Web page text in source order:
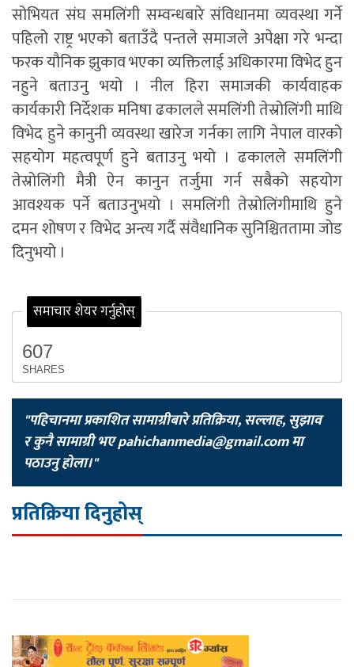
सोभियत संघ समलिंगी सम्वन्धबारे संविधानमा व्यवस्था गर्ने
पहिलो राष्ट्र भएको बताउँदै पन्तले समाजले अपेक्षा गरे भन्दा
फरक यौनिक झुकाव भएका व्यक्तिलाई अधिकारमा विभेद हुन
नहुने बताउनु भयो । नील हिरा समाजकी कार्यवाहक
कार्यकारी निर्देशक मनिषा ढकालले समलिंगी तेस्रोलिंगी माथि
विभेद हुने कानुनी व्यवस्था खारेज गर्नका लागि नेपाल वारको
सहयोग महत्वपूर्ण हुने बताउनु भयो । ढकालले समलिंगी
तेस्रोलिंगी मैत्री ऐन कानुन तर्जुमा गर्न सबैको सहयोग
आवश्यक पर्ने बताउनुभयो । समलिंगी तेस्रोलिंगीमाथि हुने
दमन शोषण र विभेद अन्त्य गर्दै संवैधानिक सुनिश्चिततामा जोड
दिनुभयो ।
समाचार शेयर गर्नुहोस्
607
SHARES
"पहिचानमा प्रकाशित सामाग्रीबारे प्रतिक्रिया, सल्लाह, सुझाव
र कुनै सामाग्री भएpahichanmedia@gmail.comमा
पठाउनु होला।"
प्रतिक्रिया दिनुहोस्